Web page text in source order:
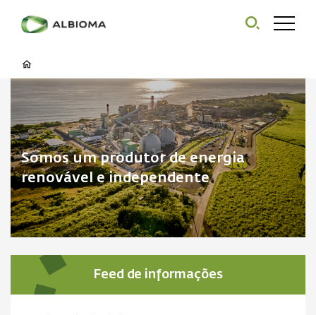
Somos um produtor de energia
renovável e independente
Feed de informações